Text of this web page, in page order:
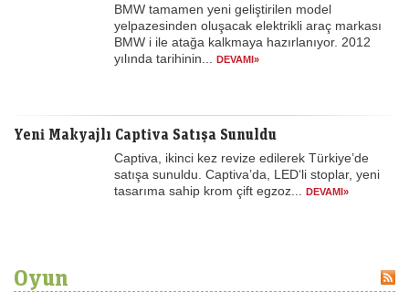
BMW tamamen yeni geliştirilen model
yelpazesinden oluşacak elektrikli araç markası
BMW i ile atağa kalkmaya hazırlanıyor. 2012
yılında tarihinin...
DEVAMI»
Yeni Makyajlı Captiva Satışa Sunuldu
Captiva, ikinci kez revize edilerek Türkiye’de
satışa sunuldu. Captiva’da, LED‘li stoplar, yeni
tasarıma sahip krom çift egzoz...
DEVAMI»
Oyun